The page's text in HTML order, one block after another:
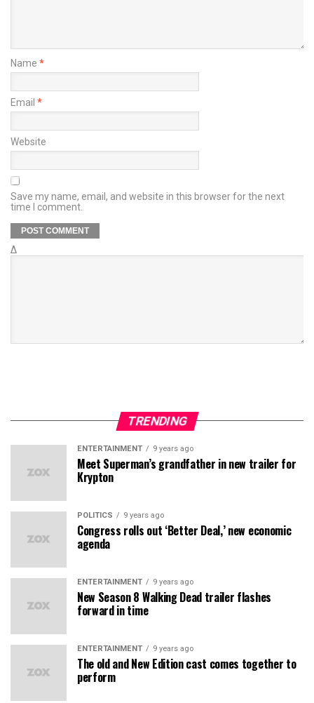
Name *
Email *
Website
Save my name, email, and website in this browser for the next
time I comment.
Δ
TRENDING
ENTERTAINMENT 9 years ago
Meet Superman’s grandfather in new trailer for
Krypton
POLITICS 9 years ago
Congress rolls out ‘Better Deal,’ new economic
agenda
ENTERTAINMENT 9 years ago
New Season 8 Walking Dead trailer flashes
forward in time
ENTERTAINMENT 9 years ago
The old and New Edition cast comes together to
perform